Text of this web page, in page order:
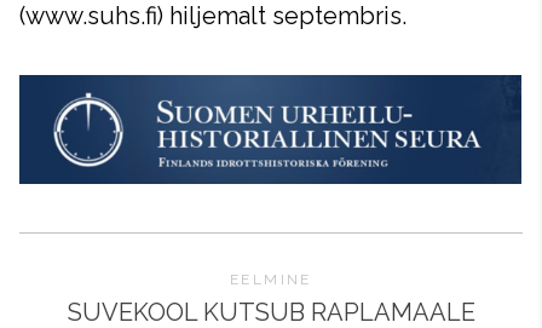
(www.suhs.fi) hiljemalt septembris.
EELMINE
SUVEKOOL KUTSUB RAPLAMAALE